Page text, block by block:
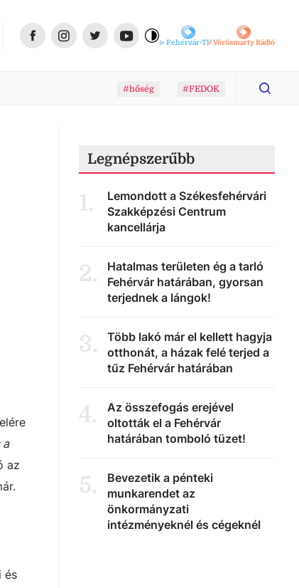
Fehérvár-TVVörösmarty Rádió
#hőség #FEDOK
a
az
és
Legnépszerűbb
1.
Lemondott a Székesfehérvári
Szakképzési Centrum
kancellárja
2.
Hatalmas területen ég a tarló
Fehérvár határában, gyorsan
terjednek a lángok!
3.
Több lakó már el kellett hagyja
otthonát, a házak felé terjed a
tűz Fehérvár határában
4.
Az összefogás erejével
oltották el a Fehérvár
határában tomboló tüzet!
5.
Bevezetik a pénteki
munkarendet az
önkormányzati
intézményeknél és cégeknél